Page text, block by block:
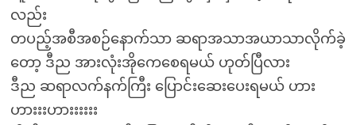
လည်း
တပည့်အစီအစဉ်နောက်သာ ဆရာအသာအယာသာလိုက်ခဲ့
တော့ ဒီည အားလုံးအိုကေစေရမယ် ဟုတ်ပြီလား
ဒီည ဆရာလက်နက်ကြီး ပြောင်းဆေးပေးရမယ် ဟား
ဟားးးဟားးးးးး